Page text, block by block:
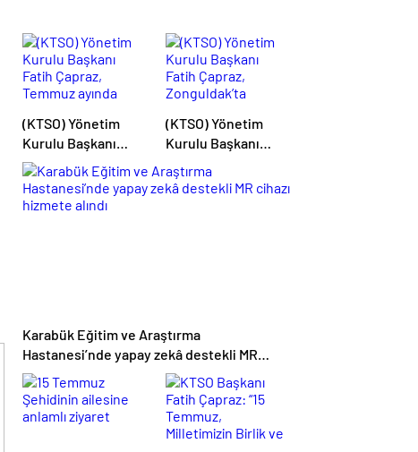
(KTSO) Yönetim
Kurulu Başkanı
Fatih Çapraz,
Temmuz ayında
yürütülen
(KTSO) Yönetim
Kurulu Başkanı
Zonguldak’ta
Karabük Eğitim ve Araştırma
Hastanesi’nde yapay zekâ destekli MR
cihazı hizmete alındı